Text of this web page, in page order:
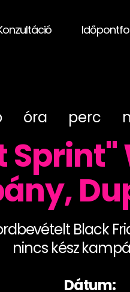
óra perc
Black
nincs kész
Dátum: